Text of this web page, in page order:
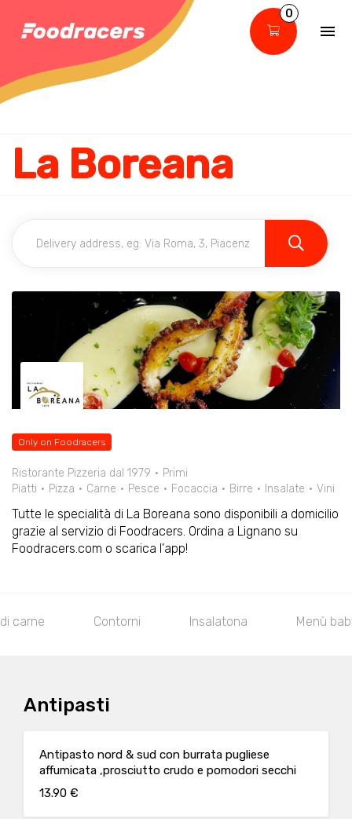
0
La Boreana
Only on Foodracers
Ristorante Pizzeria dal 1979
Primi
Piatti
Pizza Carne Pesce Focaccia Birre Insalate Vini
Tutte le specialità di La Boreana sono disponibili a domicilio
grazie al servizio di Foodracers. Ordina a Lignano su
Foodracers.com o scarica l'app!
Contorni Insalatona Menù baby
Antipasti
Antipasto nord & sud con burrata pugliese
affumicata ,prosciutto crudo e pomodori secchi
13.90 €